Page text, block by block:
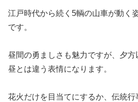
江戸時代から続く5輌の山車が動く
です。
昼間の勇ましさも魅力ですが、夕方
昼とは違う表情になります。
花火だけを目当てにするか、伝統